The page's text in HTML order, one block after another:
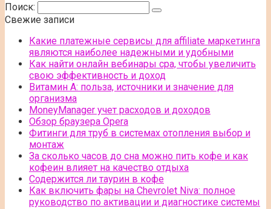
Поиск:
Свежие записи
Какие платежные сервисы для affiliate маркетинга
являются наиболее надежными и удобными
Как найти онлайн вебинары cpa, чтобы увеличить
свою эффективность и доход
Витамин А: польза, источники и значение для
организма
MoneyManager учет расходов и доходов
Обзор браузера Opera
Фитинги для труб в системах отопления выбор и
монтаж
За сколько часов до сна можно пить кофе и как
кофеин влияет на качество отдыха
Содержится ли таурин в кофе
Как включить фары на Chevrolet Niva: полное
руководство по активации и диагностике системы